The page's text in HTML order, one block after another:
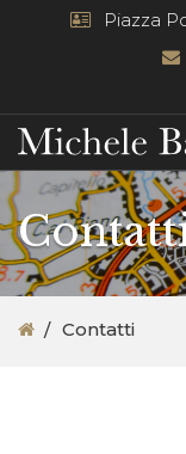
Piazza
Contatti